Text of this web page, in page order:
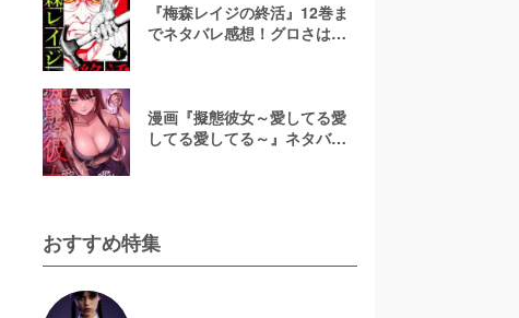
『梅森レイジの終活』12巻ま
でネタバレ感想！グロさはど
漫画『擬態彼女～愛してる愛
してる愛してる～』ネタバレ
おすすめ特集